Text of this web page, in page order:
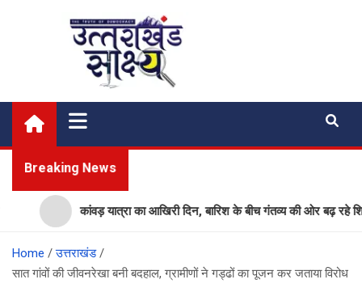
Uttarakhand Shakshya
My News Portal
Breaking News
कांवड़ यात्रा का आखिरी दिन, बारिश के बीच गंतव्य की ओर बढ़ रहे शिवभक्त
Home
उत्तराखंड
सात गांवों की जीवनरेखा बनी बदहाल, ग्रामीणों ने गड्ढों का पूजन कर जताया विरोध